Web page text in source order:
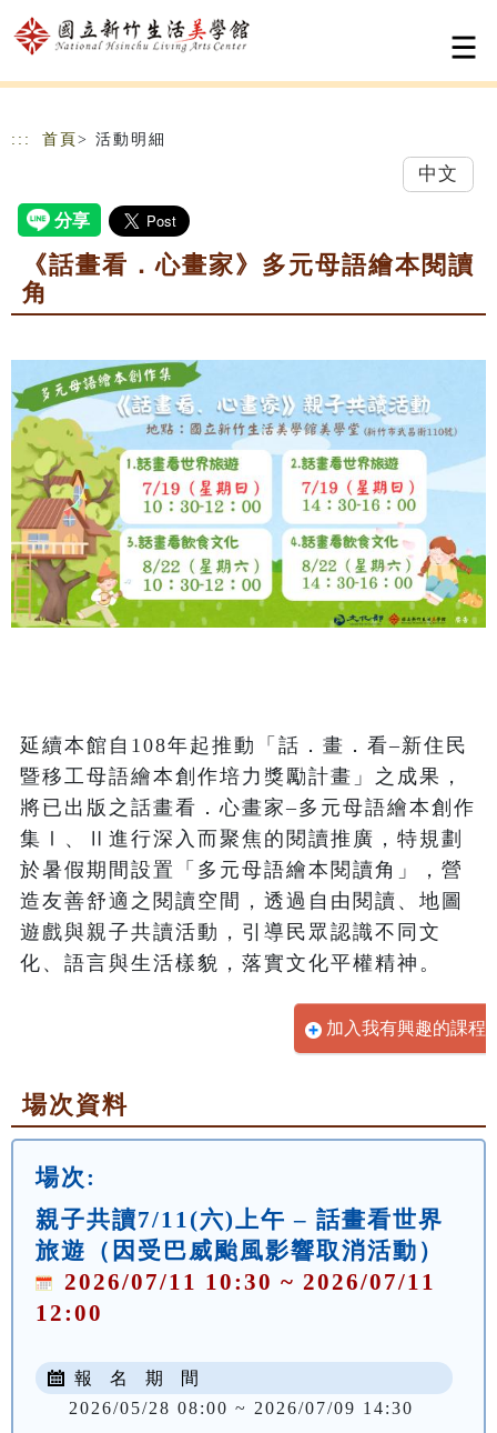
跳到主要內容
網站導覽
::: 首頁 > 活動明細
中文
《話畫看．心畫家》多元母語繪本閱讀
角
延續本館自108年起推動「話．畫．看–新住民
暨移工母語繪本創作培力獎勵計畫」之成果，
將已出版之話畫看．心畫家–多元母語繪本創作
集Ⅰ、Ⅱ進行深入而聚焦的閱讀推廣，特規劃
於暑假期間設置「多元母語繪本閱讀角」，營
造友善舒適之閱讀空間，透過自由閱讀、地圖
遊戲與親子共讀活動，引導民眾認識不同文
化、語言與生活樣貌，落實文化平權精神。
加入我有興趣的課程
場次資料
場次:
親子共讀7/11(六)上午 – 話畫看世界
旅遊（因受巴威颱風影響取消活動）
2026/07/11 10:30 ~ 2026/07/11
12:00
報 名 期 間
2026/05/28 08:00 ~ 2026/07/09 14:30